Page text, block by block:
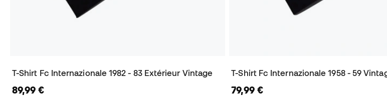
T-Shirt Fc Internazionale 1982 - 83 Extérieur Vintage
89,99 €
T-Shirt Fc Internazionale 1958 - 59
79,99 €